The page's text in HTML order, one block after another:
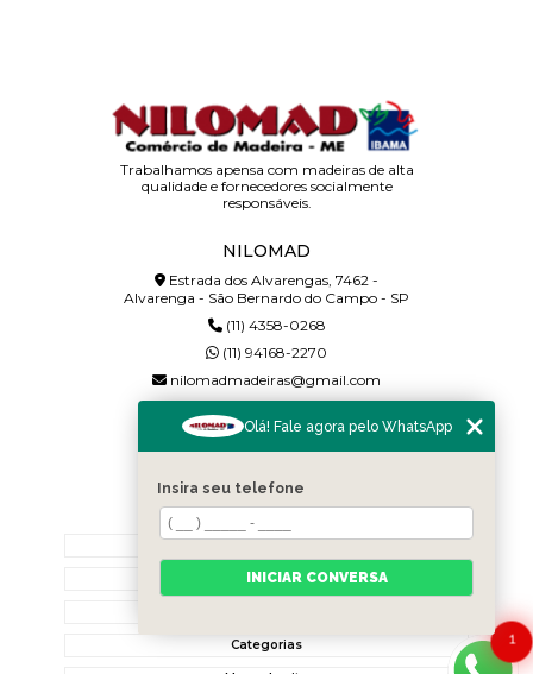
Trabalhamos apensa com madeiras de alta
qualidade e fornecedores socialmente
responsáveis.
NILOMAD
Estrada dos Alvarengas, 7462 -
Alvarenga - São Bernardo do Campo - SP
(11) 4358-0268
(11) 94168-2270
nilomadmadeiras@gmail.com
SIGA-NOS!
MENU
Home
Quem somos
Categorias 1
Olá! Fale agora pelo WhatsApp
Insira seu telefone
INICIAR CONVERSA